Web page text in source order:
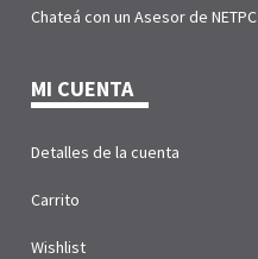
Chateá con un Asesor de NETPC
MI CUENTA
Detalles de la cuenta
Carrito
Wishlist